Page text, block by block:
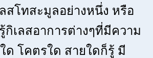
สโทสะมูลอย่างหนึ่ง หรือ
เลสอาการต่างๆที่มีความ
ด โคตรใด สายใดก็รู้ มี